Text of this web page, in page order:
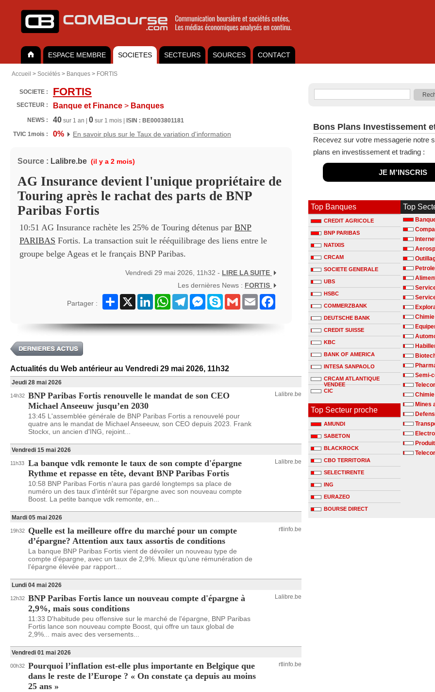
ESPACE MEMBRE SOCIETES SECTEURS SOURCES CONTACT
Accueil > Sociétés > Banques > FORTIS
SOCIETE : FORTIS
SECTEUR : Banque et Finance > Banques
NEWS : 40 sur 1 an | 0 sur 1 mois |
ISIN : BE0003801181
TVIC 1mois :
0% En savoir plus sur le Taux de variation d'information
Source : Lalibre.be (il y a 2 mois)
AG Insurance devient l'unique propriétaire de
Touring après le rachat des parts de BNP
Paribas Fortis
10:51 AG Insurance rachète les 25% de Touring détenus par BNP
PARIBAS Fortis. La transaction suit le rééquilibrage des liens entre le
groupe belge Ageas et le français BNP Paribas.
Vendredi 29 mai 2026, 11h32 - LIRE LA SUITE
Les dernières News : FORTIS
Partager :
Partager
X LinkedInWhatsAppTelegramMessenger
Skype Gmail Email
Actualités du Web antérieur au Vendredi 29 mai 2026, 11h32
Jeudi 28 mai 2026
14h32 BNP Paribas Fortis renouvelle le mandat de son CEO
Michael Anseeuw jusqu’en 2030
13:45 L'assemblée générale de BNP Paribas Fortis a renouvelé pour
quatre ans le mandat de Michael Anseeuw, son CEO depuis 2023. Frank
Stockx, un ancien d'ING, rejoint...
Lalibre.be
Vendredi 15 mai 2026
11h33
La banque vdk remonte le taux de son compte d'épargne
Rythme et repasse en tête, devant BNP Paribas Fortis
10:58 BNP Paribas Fortis n'aura pas gardé longtemps sa place de
numéro un des taux d'intérêt sur l'épargne avec son nouveau compte
Boost. La petite banque vdk remonte, en...
Lalibre.be
Mardi 05 mai 2026
19h32
Quelle est la meilleure offre du marché pour un compte
d’épargne? Attention aux taux assortis de conditions
La banque BNP Paribas Fortis vient de dévoiler un nouveau type de
compte d’épargne, avec un taux de 2,9%. Mieux qu’une rémunération de
l’épargne élevée par rapport...
rtlinfo.be
Lundi 04 mai 2026
12h32 BNP Paribas Fortis lance un nouveau compte d'épargne à
2,9%, mais sous conditions
11:33 D'habitude peu offensive sur le marché de l'épargne, BNP Paribas
Fortis lance son nouveau compte Boost, qui offre un taux global de
2,9%... mais avec des versements...
Lalibre.be
Vendredi 01 mai 2026
00h32 Pourquoi l’inflation est-elle plus importante en Belgique que
dans le reste de l’Europe ? « On constate ça depuis au moins
25 ans »
rtlinfo.be
Bons Plans Investissement
Recevez sur votre messagerie notre
plans en investissement et trading :
JE M'INSCRIS
Top Banques
CREDIT AGRICOLE
BNP PARIBAS
NATIXIS
CRCAM
SOCIETE GENERALE
UBS
HSBC
COMMERZBANK
DEUTSCHE BANK
CREDIT SUISSE
KBC
BANK OF AMERICA
INTESA SANPAOLO
CRCAM ATLANTIQUE
VENDEE
CIC
Top Secteur proche
AMUNDI
SABETON
BLACKROCK
CBO TERRITORIA
SELECTIRENTE
ING
EURAZEO
BOURSE DIRECT
Top
Semi-
Mines